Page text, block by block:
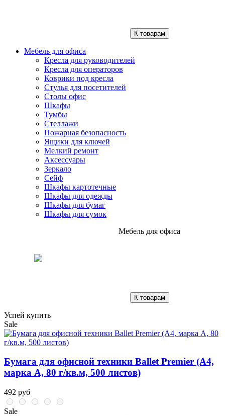
К товарам
Мебель для офиса
Кресла для руководителей
Кресла для операторов
Коврики под кресла
Стулья для посетителей
Столы офис
Шкафы
Тумбы
Стеллажи
Пожарная безопасность
Ящики для ключей
Мелкий ремонт
Аксессуары
Зеркало
Сейф
Шкафы картотечные
Шкафы для одежды
Шкафы для бумаг
Шкафы для сумок
Мебель для офиса
К товарам
Успей купить
Sale
Бумага для офисной техники Ballet Premier (А4,
марка A, 80 г/кв.м, 500 листов)
492 руб
Sale